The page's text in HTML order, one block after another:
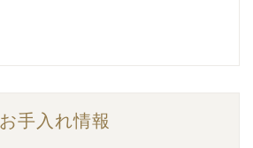
お手入れ情報